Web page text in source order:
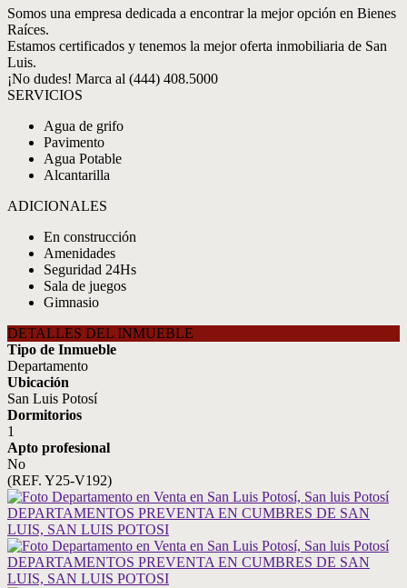
Somos una empresa dedicada a encontrar la mejor opción en Bienes
Raíces.
Estamos certificados y tenemos la mejor oferta inmobiliaria de San
Luis.
¡No dudes! Marca al (444) 408.5000
SERVICIOS
Agua de grifo
Pavimento
Agua Potable
Alcantarilla
ADICIONALES
En construcción
Amenidades
Seguridad 24Hs
Sala de juegos
Gimnasio
DETALLES DEL INMUEBLE
Tipo de Inmueble
Departamento
Ubicación
San Luis Potosí
Dormitorios
1
Apto profesional
No
(REF. Y25-V192)